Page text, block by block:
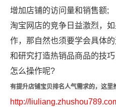
增加店铺的访问量和销售额;
淘宝网店的竞争日益激烈，
作，那自然也须要学会具体
和研究打造热销品商品的技
怎么操作呢?
有提升店铺宝贝排名人气需求的，这里
http://